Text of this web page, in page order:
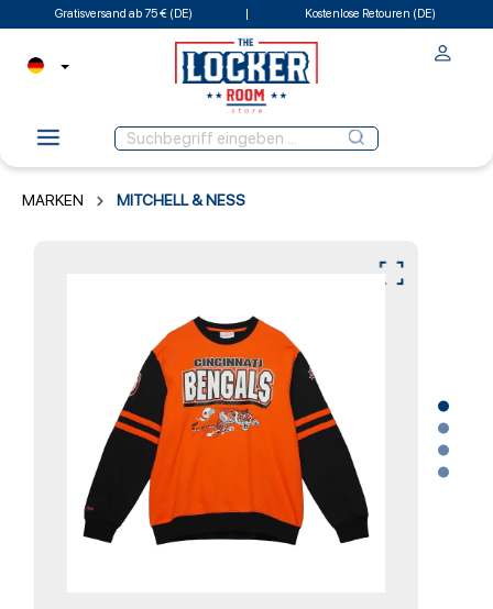
Gratisversand ab 75 € (DE) Kostenlose Retouren (DE)
MARKEN MITCHELL & NESS